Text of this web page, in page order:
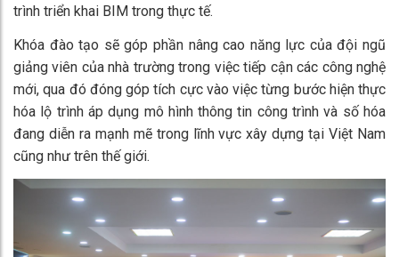
trình triển khai BIM trong thực tế.
Khóa đào tạo sẽ góp phần nâng cao năng lực của đội ngũ
giảng viên của nhà trường trong việc tiếp cận các công nghệ
mới, qua đó đóng góp tích cực vào việc từng bước hiện thực
hóa lộ trình áp dụng mô hình thông tin công trình và số hóa
đang diễn ra mạnh mẽ trong lĩnh vực xây dựng tại Việt Nam
cũng như trên thế giới.